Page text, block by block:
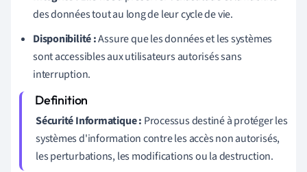
des données tout au long de leur cycle de vie.
Disponibilité :Assure que les données et les systèmes
sont accessibles aux utilisateurs autorisés sans
interruption.
Sécurité Informatique : Processus destiné à protéger les
systèmes d'information contre les accès non autorisés,
les perturbations, les modifications ou la destruction.